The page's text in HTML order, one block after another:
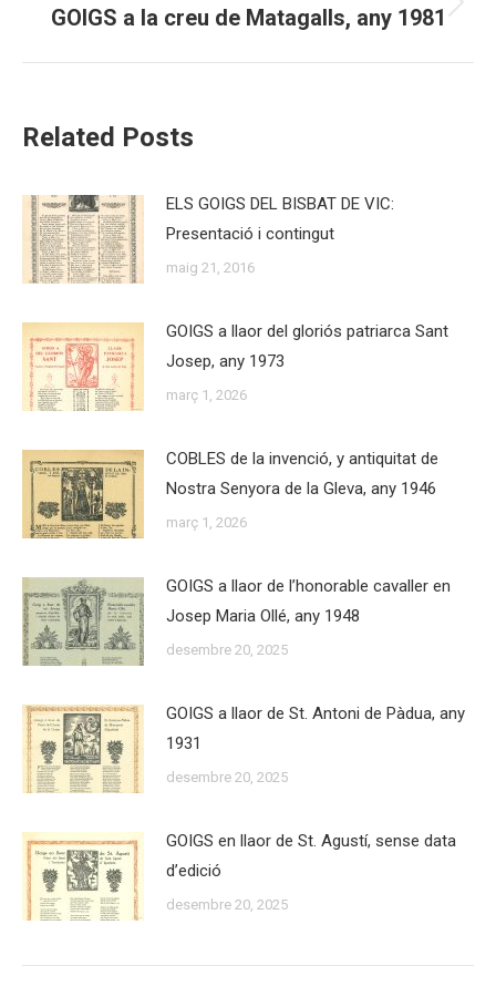
Next
GOIGS a la creu de Matagalls, any 1981
Related Posts
ELS GOIGS DEL BISBAT DE VIC:
Presentació i contingut
maig 21, 2016
GOIGS a llaor del gloriós patriarca Sant
Josep, any 1973
març 1, 2026
COBLES de la invenció, y antiquitat de
Nostra Senyora de la Gleva, any 1946
març 1, 2026
GOIGS a llaor de l’honorable cavaller en
Josep Maria Ollé, any 1948
desembre 20, 2025
GOIGS a llaor de St. Antoni de Pàdua, any
1931
desembre 20, 2025
GOIGS en llaor de St. Agustí, sense data
d’edició
desembre 20, 2025